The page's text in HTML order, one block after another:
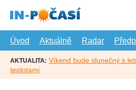
hlavní
Úvod
Aktuálně Radar
AKTUALITA: Víkend bude slunečný s
teplotami